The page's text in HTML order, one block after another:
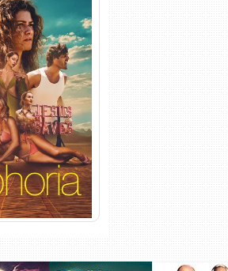
Temporada
WEB-DL 1080p
Áudio